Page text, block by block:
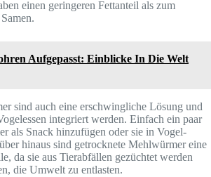
einen geringeren Fettanteil als zum
Aufgepasst: Einblicke In Die Welt
sind auch eine erschwingliche Lösung und
integriert werden. Einfach ein paar
als Snack hinzufügen oder sie in Vogel-
hinaus sind getrocknete Mehlwürmer eine
da sie aus Tierabfällen gezüchtet werden
die Umwelt zu entlasten.